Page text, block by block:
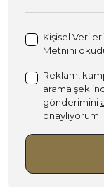
Kişisel
Metnini
Reklam,
arama
gönderimini
onaylıyorum.